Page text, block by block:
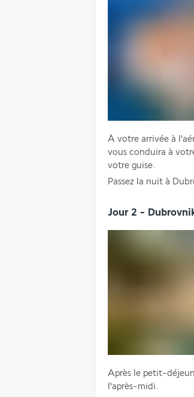
À votre arrivée à
vous conduira à
votre guise.
Passez la nuit à
Jour 2 -
Après le petit-
l'après-midi.